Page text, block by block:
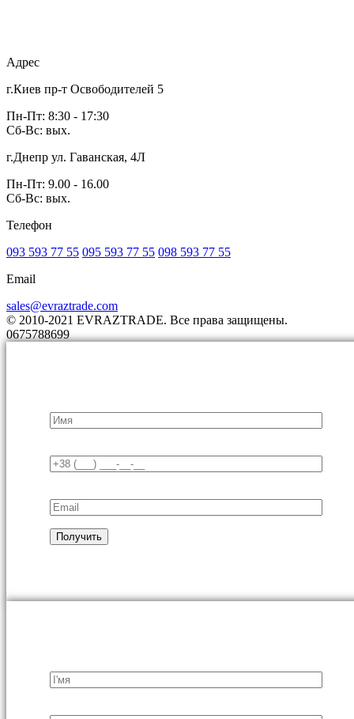
Адрес
г.Киев пр-т Освободителей 5
Пн-Пт: 8:30 - 17:30
Сб-Вс: вых.
г.Днепр ул. Гаванская, 4Л
Пн-Пт: 9.00 - 16.00
Сб-Вс: вых.
Телефон
093 593 77 55 095 593 77 55 098 593 77 55
Email
sales@evraztrade.com
© 2010-2021 EVRAZTRADE. Все права защищены.
0675788699